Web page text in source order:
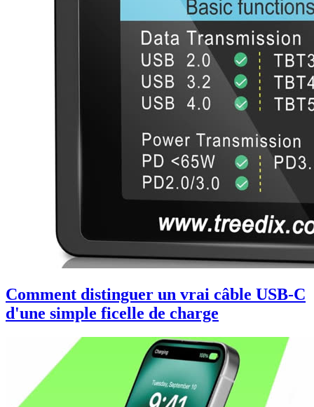
Comment distinguer un vrai câble USB-C
d'une simple ficelle de charge